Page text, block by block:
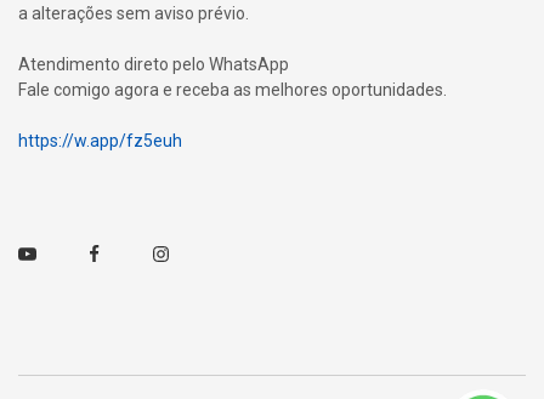
a alterações sem aviso prévio.
Atendimento direto pelo WhatsApp
Fale comigo agora e receba as melhores oportunidades.
https://w.app/fz5euh
Youtube FacebookInstagram